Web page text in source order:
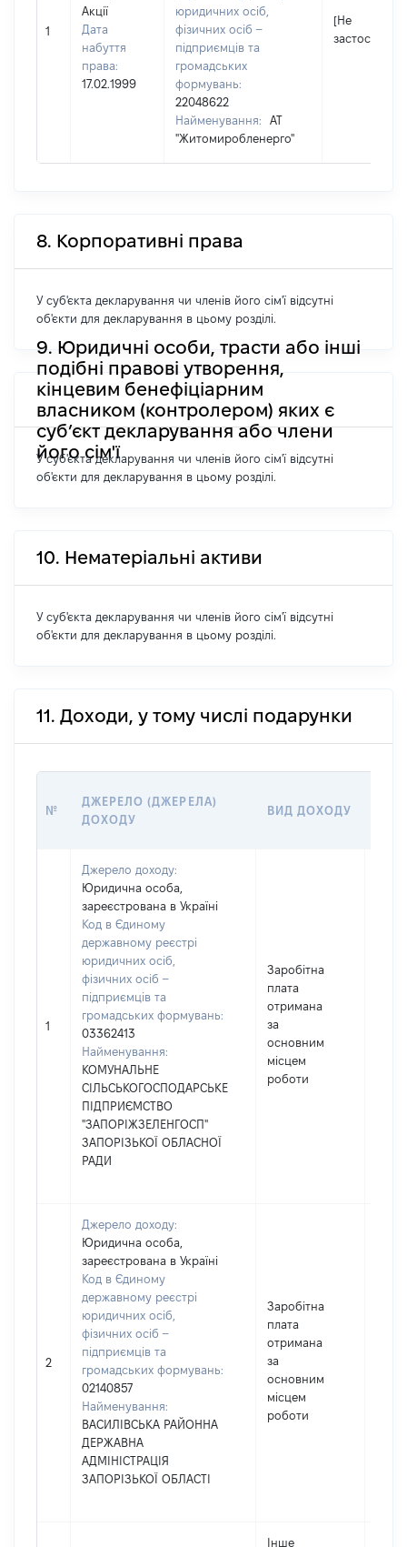
1
Акції
Дата
набуття
права:
17.02.1999
юридичних осіб,
фізичних осіб –
підприємців та
громадських
формувань:
22048622
Найменування:
АТ
"Житомиробленерго"
[Не
8. Корпоративні права
У суб'єкта декларування чи членів його сім'ї відсутні
об'єкти для декларування в цьому розділі.
9. Юридичні особи, трасти або інші
подібні правові утворення,
кінцевим бенефіціарним
власником (контролером) яких є
суб’єкт декларування або члени
його сім'ї
У суб'єкта декларування чи членів його сім'ї відсутні
об'єкти для декларування в цьому розділі.
10. Нематеріальні активи
У суб'єкта декларування чи членів його сім'ї відсутні
об'єкти для декларування в цьому розділі.
11. Доходи, у тому числі подарунки
№
ДЖЕРЕЛО (ДЖЕРЕЛА)
ДОХОДУ
ВИД ДОХОДУ
1
Джерело доходу:
Юридична особа,
зареєстрована в Україні
Код в Єдиному
державному реєстрі
юридичних осіб,
фізичних осіб –
підприємців та
громадських формувань:
03362413
Найменування:
КОМУНАЛЬНЕ
СІЛЬСЬКОГОСПОДАРСЬКЕ
ПІДПРИЄМСТВО
"ЗАПОРІЖЗЕЛЕНГОСП"
ЗАПОРІЗЬКОЇ ОБЛАСНОЇ
РАДИ
Заробітна
плата
отримана
за
основним
місцем
роботи
2
Джерело доходу:
Юридична особа,
зареєстрована в Україні
Код в Єдиному
державному реєстрі
юридичних осіб,
фізичних осіб –
підприємців та
громадських формувань:
02140857
Найменування:
ВАСИЛІВСЬКА РАЙОННА
ДЕРЖАВНА
АДМІНІСТРАЦІЯ
ЗАПОРІЗЬКОЇ ОБЛАСТІ
Заробітна
плата
отримана
за
основним
місцем
роботи
Інше